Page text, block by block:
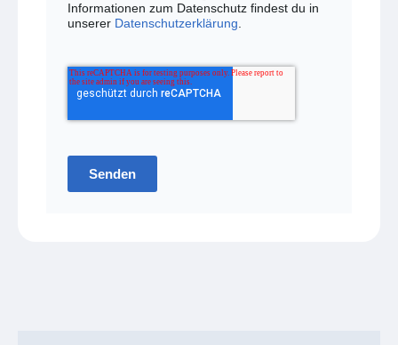
Informationen zum Datenschutz findest du in
unserer Datenschutzerklärung
Senden